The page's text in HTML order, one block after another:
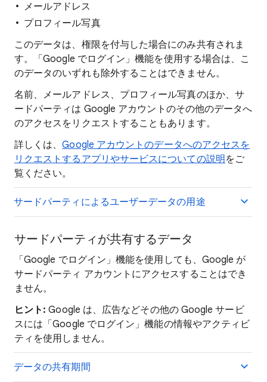
メールアドレス
プロフィール写真
このデータは、権限を付与した場合にのみ共有されま
す。「Google でログイン」機能を使用する場合は、こ
のデータのいずれも除外することはできません。
名前、メールアドレス、プロフィール写真のほか、サ
ードパーティは Google アカウントのその他のデータへ
のアクセスをリクエストすることもあります。
詳しくは、Google アカウントのデータへのアクセスを
リクエストするアプリやサービスについての説明 をご
覧ください。
サードパーティによるユーザーデータの用途
サードパーティが共有するデータ
「Google でログイン」機能を使用しても、Google が
サードパーティ アカウントにアクセスすることはでき
ません。
ヒント: Google は、広告などその他の Google サービ
スには「Google でログイン」機能の情報やアクティビ
ティを使用しません。
データの共有期間